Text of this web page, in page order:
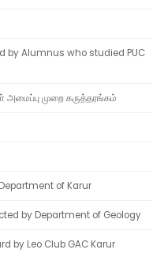
by Alumnus who studied PUC
முறை கருத்தரங்கம்
of Karur
by Department of Geology
by Leo Club GAC Karur